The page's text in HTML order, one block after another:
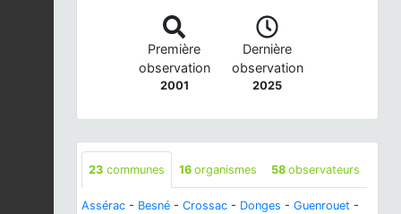
Première
observation
2001
Dernière
observation
2025
23 communes 16 organismes 58 observateurs
Assérac - Besné - Crossac - Donges - Guenrouet -